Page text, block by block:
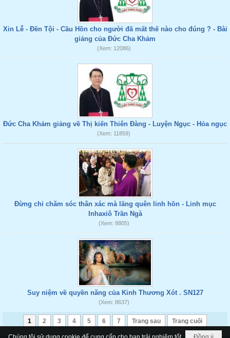
Xin Lễ - Đền Tội - Cầu Hồn cho người đã mất thế nào cho đúng ? - Bài
giảng của Đức Cha Khảm
(Xem: 12086)
Đức Cha Khảm giảng về Thị kiến Thiên Đàng - Luyện Ngục - Hỏa ngục
(Xem: 11859)
Đừng chỉ chăm sóc thân xác mà lãng quên linh hồn - Linh mục
Inhaxiô Trần Ngà
(Xem: 8805)
Suy niệm về quyền năng của Kinh Thương Xót . SN127
(Xem: 8637)
1 2 3 4 5 6 7 Trang sau Trang cuối